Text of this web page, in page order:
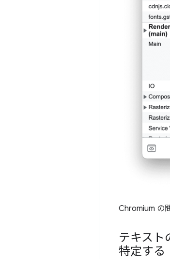
Chromium の
テキスト
特定する